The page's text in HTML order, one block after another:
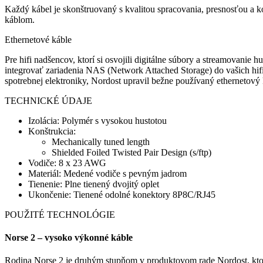
Každý kábel je skonštruovaný s kvalitou spracovania, presnosťou a
káblom.
Ethernetové káble
Pre hifi nadšencov, ktorí si osvojili digitálne súbory a streamovanie
integrovať zariadenia NAS (Network Attached Storage) do vašich
spotrebnej elektroniky, Nordost upravil bežne používaný
TECHNICKÉ ÚDAJE
Izolácia: Polymér s vysokou hustotou
Konštrukcia:
Mechanically tuned length
Shielded Foiled Twisted Pair Design (s/ftp)
Vodiče: 8 x 23 AWG
Materiál: Medené vodiče s pevným jadrom
Tienenie: Plne tienený dvojitý oplet
Ukončenie: Tienené odolné konektory 8P8C/RJ45
POUŽITÉ TECHNOLÓGIE
Norse 2 – vysoko výkonné káble
Rodina Norse 2 je druhým stupňom v produktovom rade Nordost,